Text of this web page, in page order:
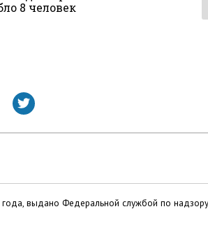
8 человек
выдано Федеральной службой по